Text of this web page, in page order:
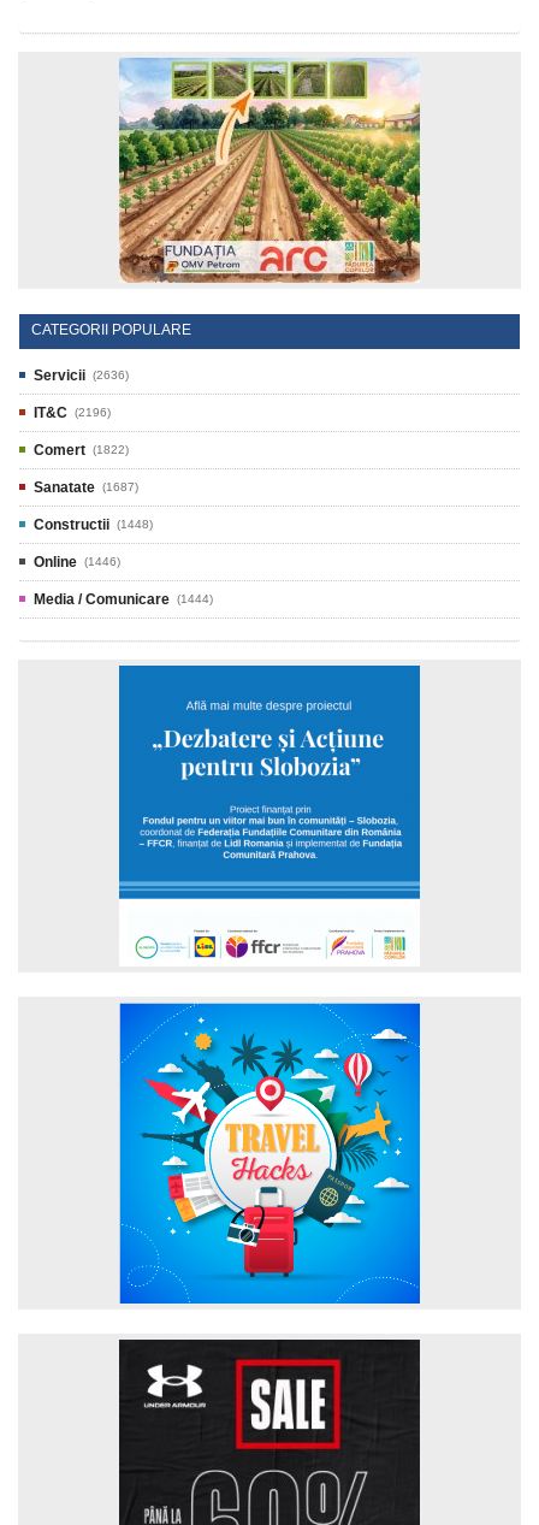
CATEGORII POPULARE
Servicii (2636)
IT&C (2196)
Comert (1822)
Sanatate (1687)
Constructii (1448)
Online (1446)
Media / Comunicare (1444)